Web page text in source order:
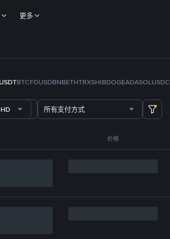
更多
USDTBTCFDUSDBNBETHTRXSHIBDOGEADASOLUSDC
所有支付方式
价格